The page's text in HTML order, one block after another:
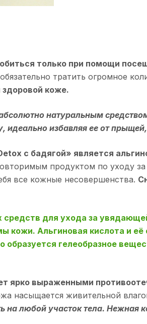
только при помощи
тратить огромное
коже.
натуральным
идеально избавляя ее от
с бадягой» является
продуктом по уходу
все кожные несовершенства.
для ухода за
Альгиновая кислота и
образуется гелеобразное
ярко выраженными
насыщается живительной
любой участок тела. Нежная